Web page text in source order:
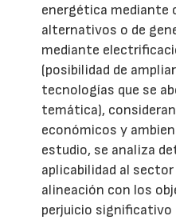
energética mediante
alternativos o de
mediante
(posibilidad de
tecnologías que se
temática),
económicos y
estudio, se analiza
aplicabilidad al
alineación con los
perjuicio significativo